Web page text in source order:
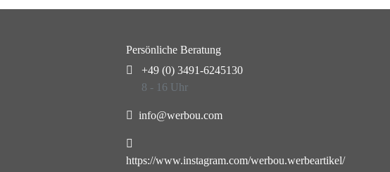
Persönliche Beratung
+49 (0) 3491-6245130
8 - 16 Uhr
info@werbou.com
https://www.instagram.com/werbou.werbeartikel/